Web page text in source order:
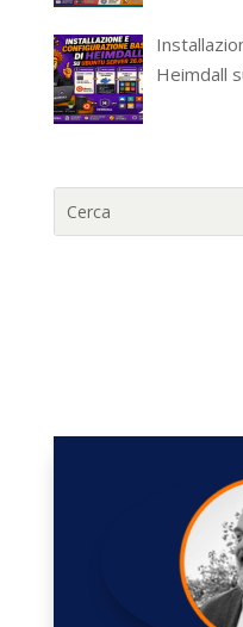
Heimdall